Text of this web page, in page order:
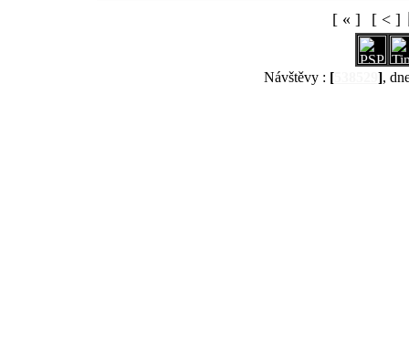
[ « ] [ < ]
Návštěvy : [538529 ],